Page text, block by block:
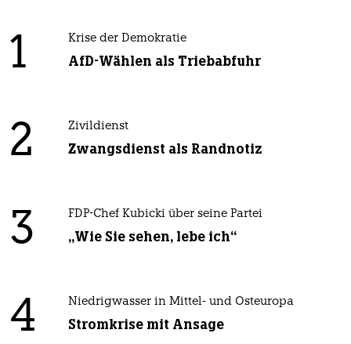
1 Krise der Demokratie
AfD-Wählen als Triebabfuhr
2 Zivildienst
Zwangsdienst als Randnotiz
3 FDP-Chef Kubicki über seine Partei
„Wie Sie sehen, lebe ich“
4 Niedrigwasser in Mittel- und Osteuropa
Stromkrise mit Ansage